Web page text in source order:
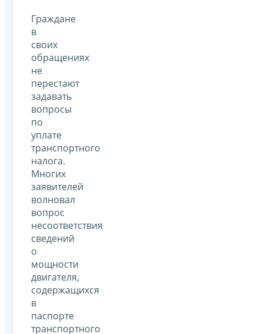
Граждане
в
своих
обращениях
не
перестают
задавать
вопросы
по
уплате
транспортного
налога.
Многих
заявителей
волновал
вопрос
несоответствия
сведений
о
мощности
двигателя,
содержащихся
в
паспорте
транспортного